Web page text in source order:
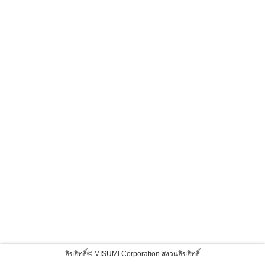
ลิขสิทธิ์© MISUMI Corporation สงวนลิขสิทธิ์